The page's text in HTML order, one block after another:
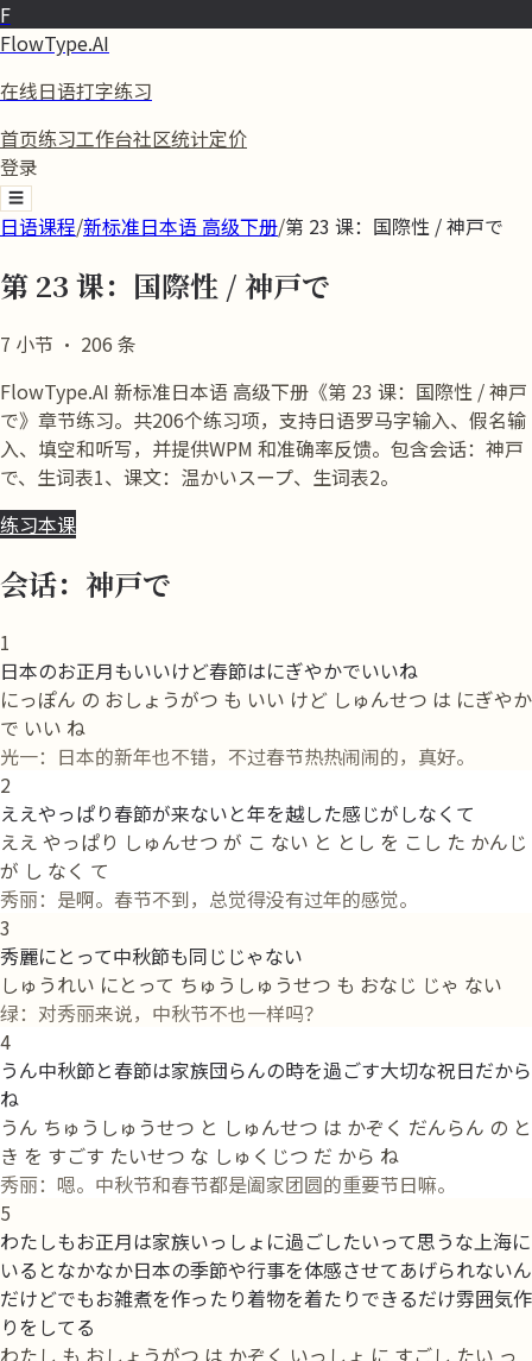
F
FlowType.AI
在线日语打字练习
首页练习工作台社区统计定价
登录
☰
日语课程/新标准日本语 高级下册/第 23 课：国際性 / 神戸で
第 23 课：国際性 / 神戸で
7 小节 · 206 条
FlowType.AI 新标准日本语 高级下册《第 23 课：国際性 / 神戸
で》章节练习。共206个练习项，支持日语罗马字输入、假名输
入、填空和听写，并提供WPM 和准确率反馈。包含会话：神戸
で、生词表1、课文：温かいスープ、生词表2。
练习本课
会话：神戸で
1
日本のお正月もいいけど春節はにぎやかでいいね
にっぽん の おしょうがつ も いい けど しゅんせつ は にぎやか
で いい ね
光一：日本的新年也不错，不过春节热热闹闹的，真好。
2
ええやっぱり春節が来ないと年を越した感じがしなくて
ええ やっぱり しゅんせつ が こ ない と とし を こし た かんじ
が し なく て
秀丽：是啊。春节不到，总觉得没有过年的感觉。
3
秀麗にとって中秋節も同じじゃない
しゅうれい にとって ちゅうしゅうせつ も おなじ じゃ ない
绿：对秀丽来说，中秋节不也一样吗？
4
うん中秋節と春節は家族団らんの時を過ごす大切な祝日だから
ね
うん ちゅうしゅうせつ と しゅんせつ は かぞく だんらん の と
き を すごす たいせつ な しゅくじつ だ から ね
秀丽：嗯。中秋节和春节都是阖家团圆的重要节日嘛。
5
わたしもお正月は家族いっしょに過ごしたいって思うな上海に
いるとなかなか日本の季節や行事を体感させてあげられないん
だけどでもお雑煮を作ったり着物を着たりできるだけ雰囲気作
りをしてる
わたし も おしょうがつ は かぞく いっしょ に すごし たい っ